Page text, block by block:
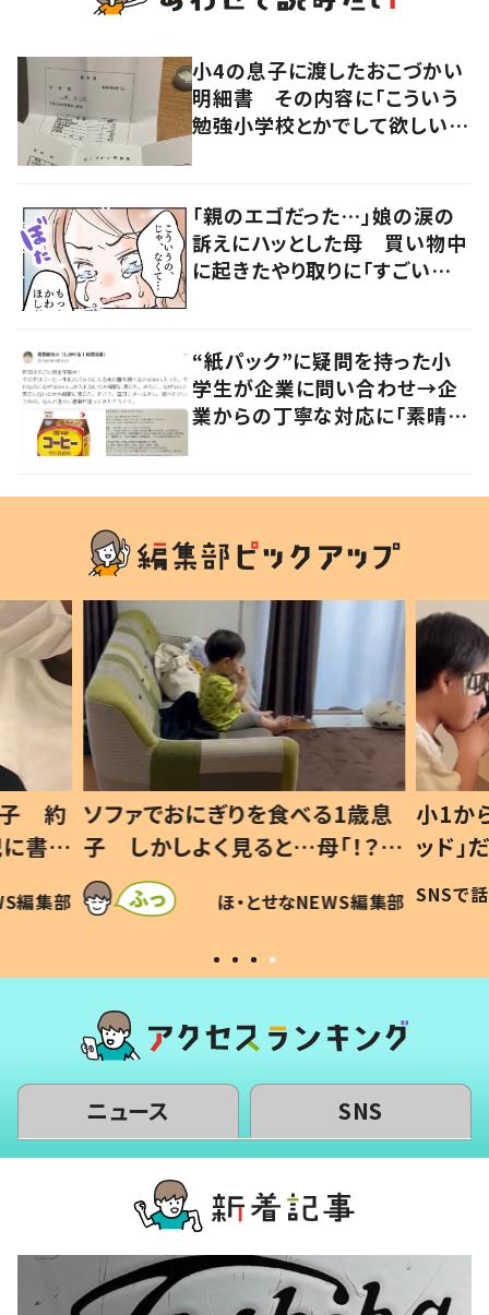
小4の息子に渡したおこづかい
明細書 その内容に「こういう
勉強小学校とかでして欲しい」
「親のエゴだった…」娘の涙の
訴えにハッとした母 買い物中
に起きたやり取りに「すごい分
“紙パック”に疑問を持った小
学生が企業に問い合わせ→企
業からの丁寧な対応に「素晴ら
歳息
？」
編集部
小1から不登校、息子は「ギフテ
ッド」だった 父が“ウチ給食”を
作り続ける理由とは #令和の親
#令和の子
SNSで話題 ほ・とせなNEWS編集部
ひ孫
が、抱
「涙
い」
ニュース SNS